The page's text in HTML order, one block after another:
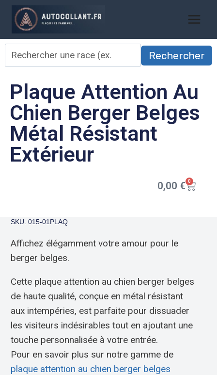
Rechercher
Plaque Attention Au
Chien Berger Belges
Métal Résistant
Extérieur
0,00 € 0
SKU: 015-01PLAQ
Affichez élégamment votre amour pour le
berger belges.
Cette plaque attention au chien berger belges
de haute qualité, conçue en métal résistant
aux intempéries, est parfaite pour dissuader
les visiteurs indésirables tout en ajoutant une
touche personnalisée à votre entrée.
Pour en savoir plus sur notre gamme de
plaque attention au chien berger belges